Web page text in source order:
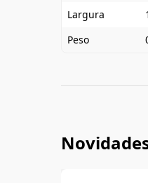
Largura
Peso